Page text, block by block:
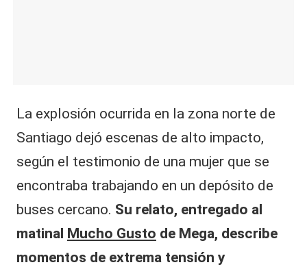
La explosión ocurrida en la zona norte de
Santiago dejó escenas de alto impacto,
según el testimonio de una mujer que se
encontraba trabajando en un depósito de
buses cercano. Su relato, entregado al
matinal Mucho Gusto de Mega, describe
momentos de extrema tensión y